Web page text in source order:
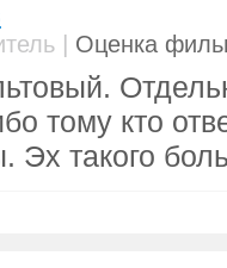
| Оценка
тому кто
Эх такого